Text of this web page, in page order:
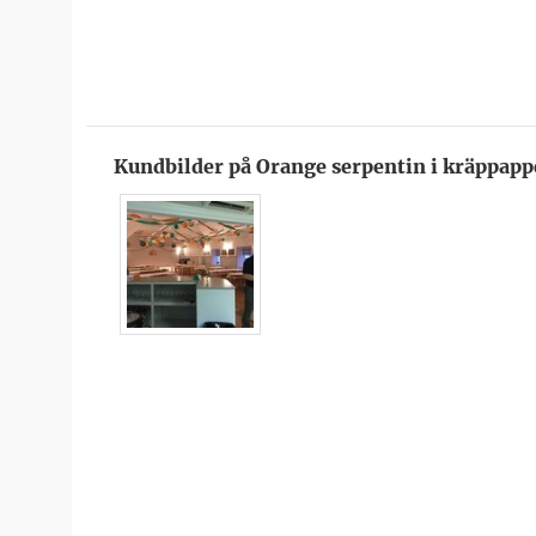
Kundbilder på Orange serpentin i